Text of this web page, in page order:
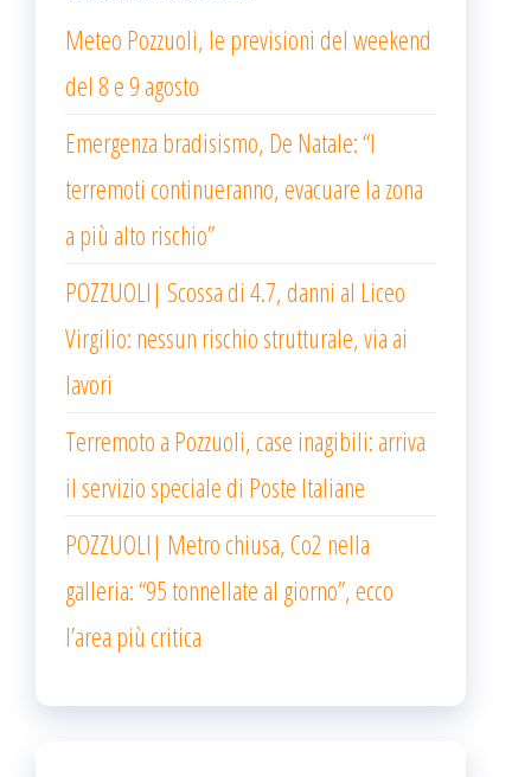
Meteo Pozzuoli, le previsioni del weekend
del 8 e 9 agosto
Emergenza bradisismo, De Natale: “I
terremoti continueranno, evacuare la zona
a più alto rischio”
POZZUOLI| Scossa di 4.7, danni al Liceo
Virgilio: nessun rischio strutturale, via ai
lavori
Terremoto a Pozzuoli, case inagibili: arriva
il servizio speciale di Poste Italiane
POZZUOLI| Metro chiusa, Co2 nella
galleria: “95 tonnellate al giorno”, ecco
l’area più critica